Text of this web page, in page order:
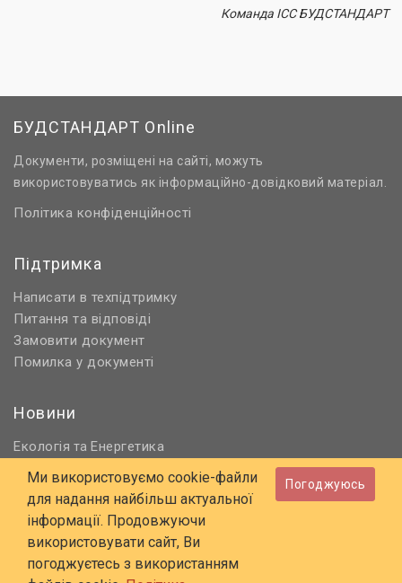
Команда ІСС БУДСТАНДАРТ
БУДСТАНДАРТ Online
Документи, розміщені на сайті, можуть
використовуватись як інформаційно-довідковий матеріал.
Політика конфіденційності
Підтримка
Написати в техпідтримку
Питання та відповіді
Замовити документ
Помилка у документі
Новини
Екологія та Енергетика
Нормативне регулювання
Будівництво та проєктування
Охорона праці та ПБ
© 2006 - 2026 Всі права захищені
E-mail: online@budstandart.com
Ми використовуємо cookie-файли
для надання найбільш актуальної
інформації. Продовжуючи
використовувати сайт, Ви
погоджуєтесь з використанням
Погоджуюсь